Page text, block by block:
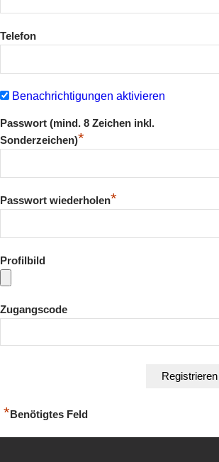
Telefon
Benachrichtigungen aktivieren
Passwort (mind. 8 Zeichen inkl.
Sonderzeichen)*
Passwort wiederholen*
Profilbild
Zugangscode
*Benötigtes Feld